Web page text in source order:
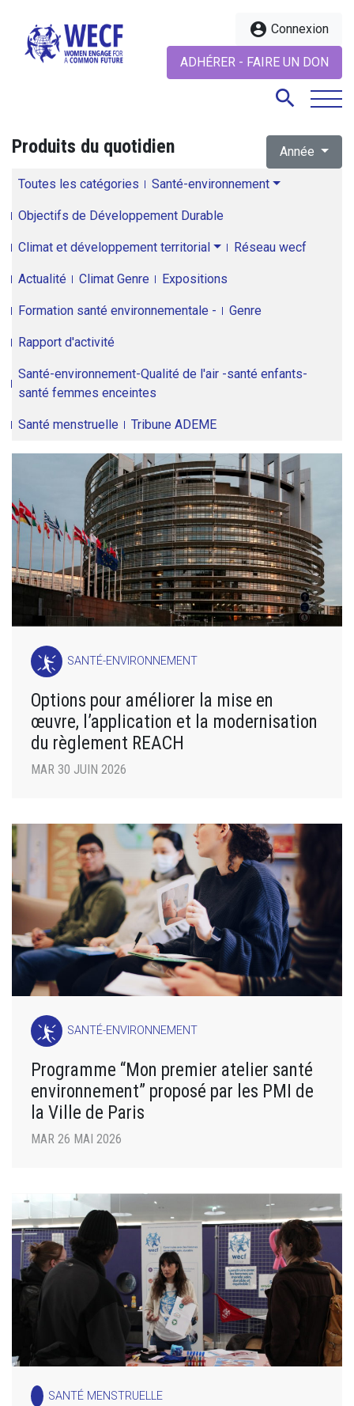
account_circle Connexion
ADHÉRER - FAIRE UN DON
search
Produits du quotidien Année
Toutes les catégories Santé-environnement
Objectifs de Développement Durable
Climat et développement territorial Réseau wecf
Actualité Climat Genre Expositions
Formation santé environnementale - Genre
Rapport d'activité
Santé-environnement-Qualité de l'air -santé enfants-
santé femmes enceintes
Santé menstruelle Tribune ADEME
SANTÉ-ENVIRONNEMENT
Options pour améliorer la mise en
œuvre, l’application et la modernisation
du règlement REACH
MAR 30 JUIN 2026
SANTÉ-ENVIRONNEMENT
Programme “Mon premier atelier santé
environnement” proposé par les PMI de
la Ville de Paris
MAR 26 MAI 2026
SANTÉ MENSTRUELLE